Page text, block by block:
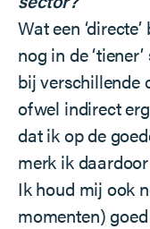
Wat een
nog in de
bij verschillende
ofwel indirect
dat ik op de
merk ik
Ik houd mij ook
momenten)